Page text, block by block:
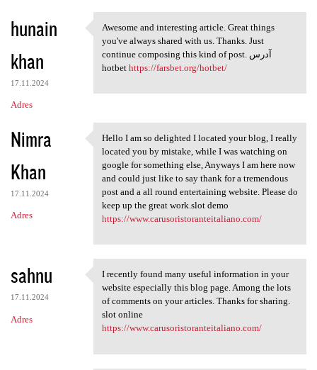
hunain
khan
17.11.2024
Adres
Awesome and interesting
Awesome and interesting article. Great things
you've always shared with us. Thanks. Just
continue composing this kind of post. آدرس
hotbet https://farsbet.org/hotbet/
Nimra
Khan
17.11.2024
Adres
Hello I am so delighted I
Hello I am so delighted I located your blog, I really
located you by mistake, while I was watching on
google for something else, Anyways I am here now
and could just like to say thank for a tremendous
post and a all round entertaining website. Please do
keep up the great work.slot demo
https://www.carusoristoranteitaliano.com/
sahnu
17.11.2024
Adres
I recently found many useful
I recently found many useful information in your
website especially this blog page. Among the lots
of comments on your articles. Thanks for sharing.
slot online
https://www.carusoristoranteitaliano.com/